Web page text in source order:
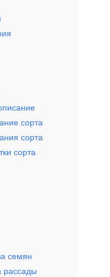
сорта
сорта
сорта
семян
рассады